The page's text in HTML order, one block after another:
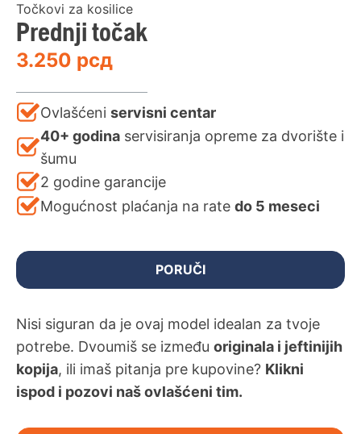
Točkovi za kosilice
Prednji točak
3.250 рсд
Ovlašćeni servisni centar
40+ godina servisiranja opreme za dvorište i
šumu
2 godine garancije
Mogućnost plaćanja na rate do 5 meseci
PORUČI
Nisi siguran da je ovaj model idealan za tvoje
potrebe. Dvoumiš se između originala i jeftinijih
kopija, ili imaš pitanja pre kupovine? Klikni
ispod i pozovi naš ovlašćeni tim.